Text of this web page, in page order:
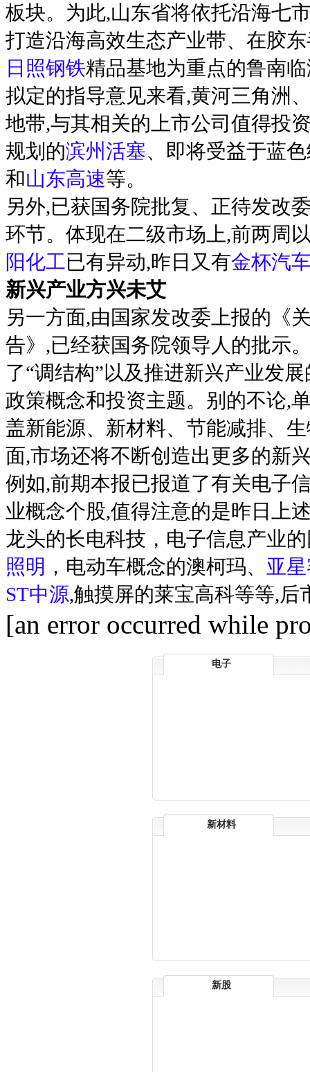
板块。为此,山东省将依托沿海七
打造沿海高效生态产业带、在胶
日照钢铁精品基地为重点的鲁南
拟定的指导意见来看,黄河三角洲
地带,与其相关的上市公司值得投
规划的滨州活塞、即将受益于蓝
和山东高速等。
另外,已获国务院批复、正待发改
环节。体现在二级市场上,前两周
阳化工已有异动,昨日又有金杯汽
新兴产业方兴未艾
另一方面,由国家发改委上报的《
告》,已经获国务院领导人的批示
了“调结构”以及推进新兴产业发
政策概念和投资主题。别的不论,
盖新能源、新材料、节能减排、
面,市场还将不断创造出更多的新
例如,前期本报已报道了有关电子
业概念个股,值得注意的是昨日上
龙头的长电科技，电子信息产业
照明 ，电动车概念的澳柯玛、 亚
ST中源,触摸屏的莱宝高科等等,后
[an error occurred while
电子
新材料
新股